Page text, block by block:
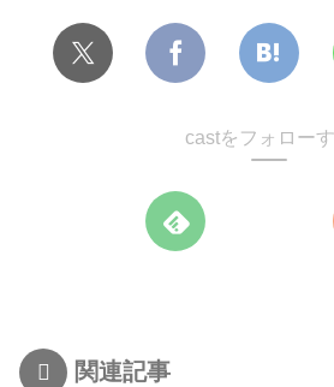
castをフォロー
関連記事